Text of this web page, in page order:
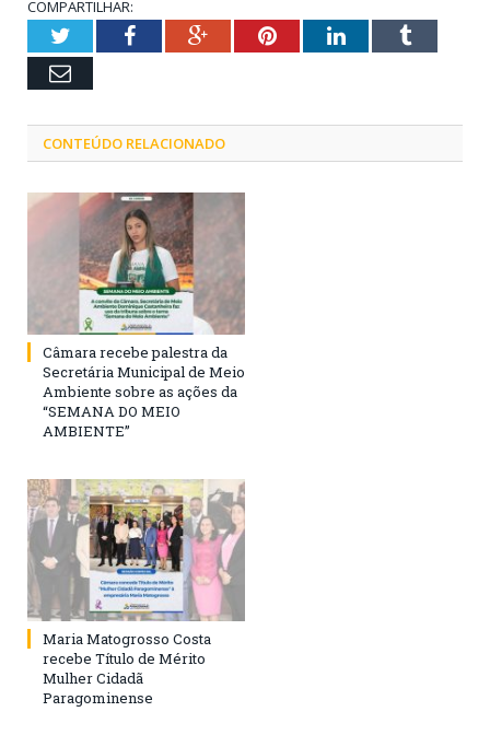
COMPARTILHAR:
TwitterFacebookGoogle+PinterestLinkedInTumblr
Email
CONTEÚDO RELACIONADO
Câmara recebe palestra da
Secretária Municipal de Meio
Ambiente sobre as ações da
“SEMANA DO MEIO
AMBIENTE”
Maria Matogrosso Costa
recebe Título de Mérito
Mulher Cidadã
Paragominense